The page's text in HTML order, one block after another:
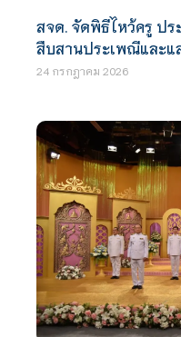
สจด. จัดพิธีไหว้ครู ป
สืบสานประเพณีและ
24 กรกฎาคม 2026